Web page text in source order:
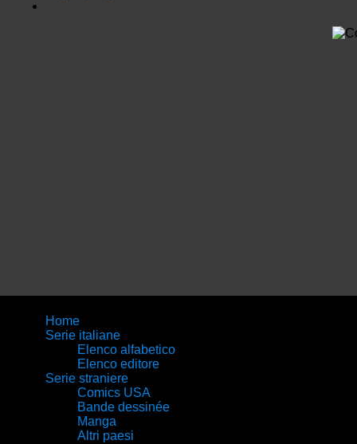
Home
Serie italiane
Elenco alfabetico
Elenco editore
Serie straniere
Comics USA
Bande dessinée
Manga
Altri paesi